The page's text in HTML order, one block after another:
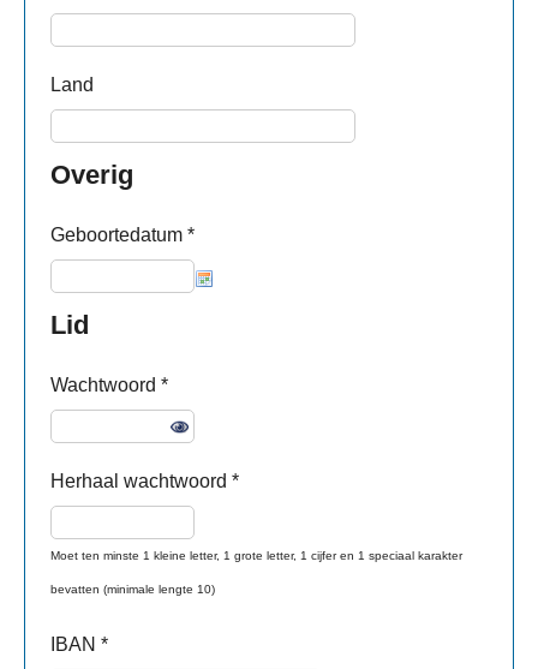
Land
Overig
Geboortedatum *
Lid
Wachtwoord *
Herhaal wachtwoord *
Moet ten minste 1 kleine letter, 1 grote letter, 1 cijfer en 1 speciaal karakter
bevatten (minimale lengte 10)
IBAN *